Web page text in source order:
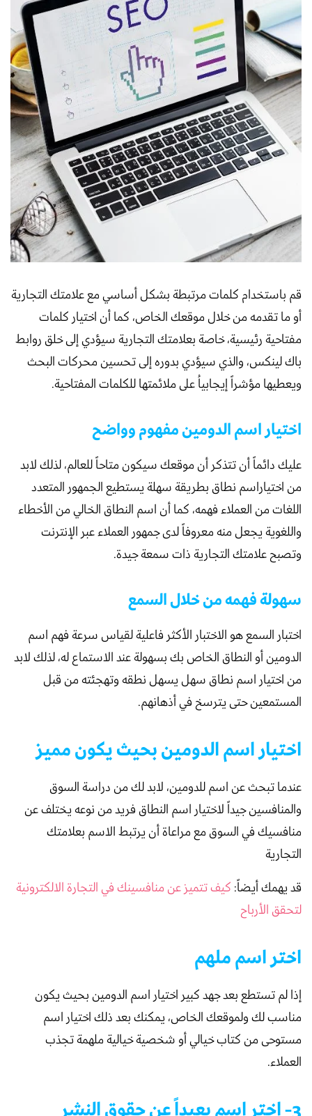
قم باستخدام كلمات مرتبطة بشكل أساسي مع علامتك التجارية
أو ما تقدمه من خلال موقعك الخاص، كما أن اختيار كلمات
مفتاحية رئيسية، خاصة بعلامتك التجارية سيؤدي إلى خلق روابط
باك لينكس، والذي سيؤدي بدوره إلى تحسين محركات البحث
ويعطيها مؤشراً إيجابياُ على ملائمتها للكلمات المفتاحية.
اختيار اسم الدومين مفهوم وواضح
عليك دائماً أن تتذكر أن موقعك سيكون متاحاً للعالم، لذلك لابد
من اختياراسم نطاق بطريقة سهلة يستطيع الجمهور المتعدد
اللغات من العملاء فهمه، كما أن اسم النطاق الخالي من الأخطاء
واللغوية يجعل منه معروفاً لدى جمهور العملاء عبر الإنترنت
وتصبح علامتك التجارية ذات سمعة جيدة.
سهولة فهمه من خلال السمع
اختبار السمع هو الاختبار الأكثر فاعلية لقياس سرعة فهم اسم
الدومين أو النطاق الخاص بك بسهولة عند الاستماع له، لذلك لابد
من اختيار اسم نطاق سهل يسهل نطقه وتهجئته من قبل
المستمعين حتى يترسخ في أذهانهم.
اختيار اسم الدومين بحيث يكون مميز
عندما تبحث عن اسم للدومين، لابد لك من دراسة السوق
والمنافسين جيداً لاختيار اسم النطاق فريد من نوعه يختلف عن
منافسيك في السوق مع مراعاة أن يرتبط الاسم بعلامتك
التجارية
قد يهمك أيضاً: كيف تتميز عن منافسينك في التجارة الالكترونية
لتحقق الأرباح
اختر اسم ملهم
إذا لم تستطع بعد جهد كبير اختيار اسم الدومين بحيث يكون
مناسب لك ولموقعك الخاص، يمكنك بعد ذلك اختيار اسم
مستوحى من كتاب خيالي أو شخصية خيالية ملهمة تجذب
العملاء.